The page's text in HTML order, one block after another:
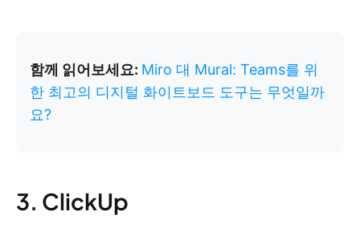
함께 읽어보세요: Miro 대 Mural: Teams를 위
한 최고의 디지털 화이트보드 도구는 무엇일까
요?
3. ClickUp